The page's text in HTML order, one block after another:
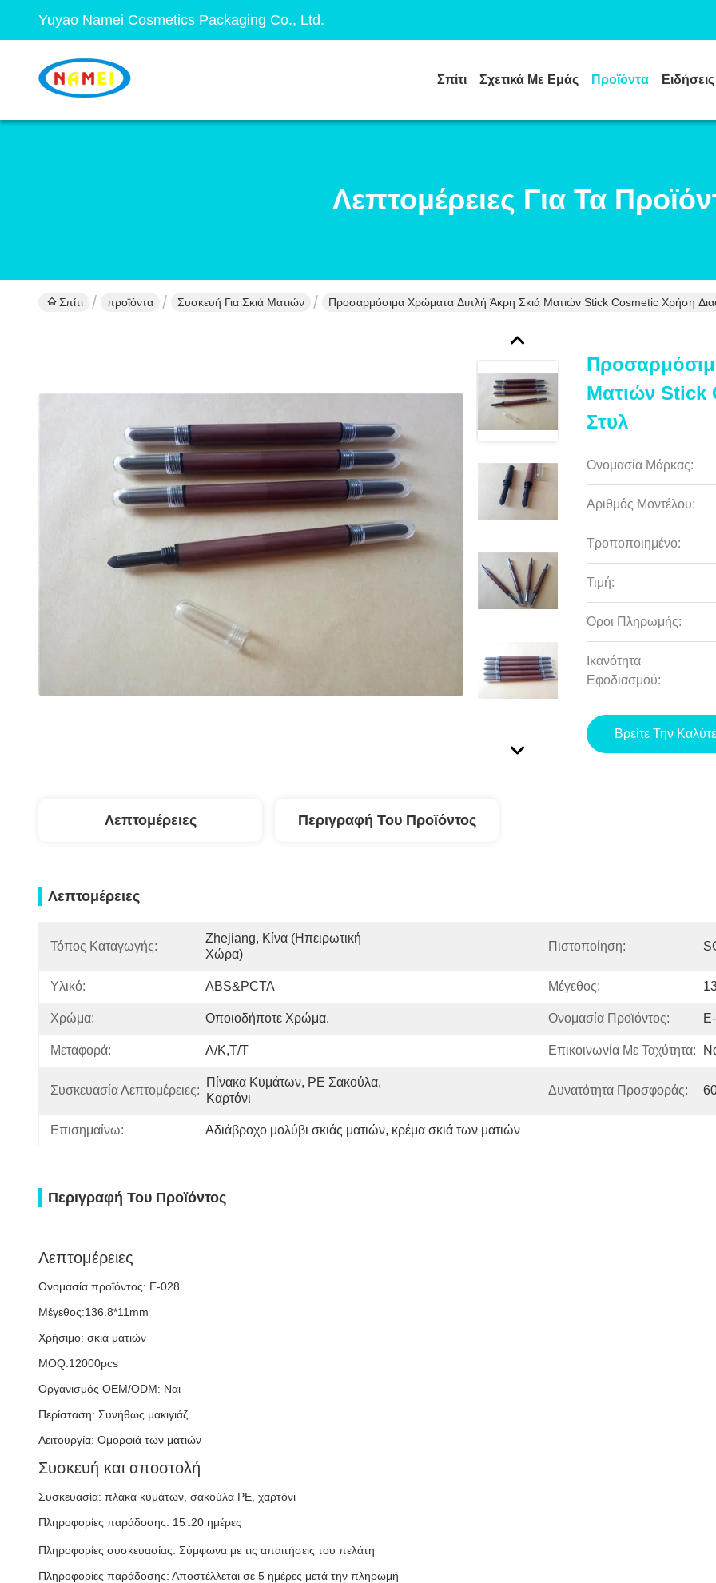
Yuyao Namei Cosmetics Packaging Co., Ltd.
Σπίτι Σχετικά Με Εμάς Προϊόντα Ειδήσεις
Λεπτομέρειες Για Τα
Σπίτι προϊόντα Συσκευή Για Σκιά Ματιών Προσαρμόσιμα Χρώματα Διπλή Άκρη Σκιά Ματιών Stick Cosmetic Χρήση
Ματιών Stick
Στυλ
Ονομασία Μάρκας:
Αριθμός Μοντέλου:
Τροποποιημένο:
Τιμή:
Όροι Πληρωμής:
Ικανότητα
Εφοδιασμού:
Βρείτε Την
Λεπτομέρειες Περιγραφή Του Προϊόντος
Λεπτομέρειες
Τόπος Καταγωγής:
Zhejiang, Κίνα (ηπειρωτική
Χώρα)
Πιστοποίηση:
Υλικό: ABS&PCTA Μέγεθος:
Χρώμα: Οποιοδήποτε Χρώμα. Ονομασία Προϊόντος:
Μεταφορά: Λ/Κ,Τ/Τ Επικοινωνία Με Ταχύτητα:
Συσκευασία Λεπτομέρειες:
Πίνακα Κυμάτων, PE Σακούλα,
Καρτόνι
Δυνατότητα Προσφοράς:
Επισημαίνω: Αδιάβροχο μολύβι σκιάς ματιών, κρέμα σκιά των ματιών
Περιγραφή Του Προϊόντος
Λεπτομέρειες
Ονομασία προϊόντος: E-028
Μέγεθος:136.8*11mm
Χρήσιμο: σκιά ματιών
MOQ:12000pcs
Οργανισμός OEM/ODM: Ναι
Περίσταση: Συνήθως μακιγιάζ
Λειτουργία: Ομορφιά των ματιών
Συσκευή και αποστολή
Συσκευασία: πλάκα κυμάτων, σακούλα PE, χαρτόνι
Πληροφορίες παράδοσης: 15~20 ημέρες
Πληροφορίες συσκευασίας: Σύμφωνα με τις απαιτήσεις του πελάτη
Πληροφορίες παράδοσης: Αποστέλλεται σε 5 ημέρες μετά την πληρωμή